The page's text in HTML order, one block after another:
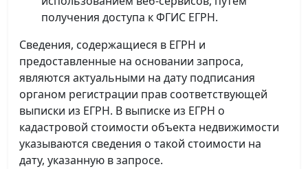
получения доступа к ФГИС ЕГРН.
Сведения, содержащиеся в ЕГРН и
предоставленные на основании запроса,
являются актуальными на дату подписания
органом регистрации прав соответствующей
выписки из ЕГРН. В выписке из ЕГРН о
кадастровой стоимости объекта недвижимости
указываются сведения о такой стоимости на
дату, указанную в запросе.